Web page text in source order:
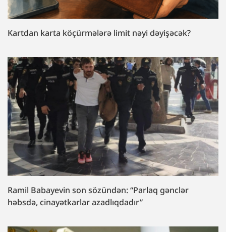
Kartdan karta köçürmələrə limit nəyi dəyişəcək?
Ramil Babayevin son sözündən: “Parlaq gənclər
həbsdə, cinayətkarlar azadlıqdadır”